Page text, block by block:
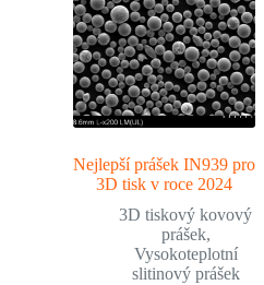
Nejlepší prášek IN939 pro
3D tisk v roce 2024
3D tiskový kovový
prášek,
Vysokoteplotní
slitinový prášek